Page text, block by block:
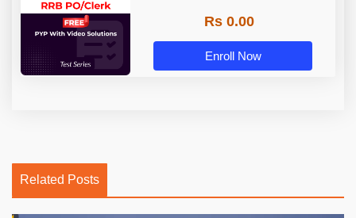
Rs 0.00
Enroll Now
Related Posts